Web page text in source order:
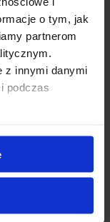
o tym, jak
partnerom
z innymi danymi
podczas
- 150 mm